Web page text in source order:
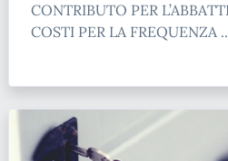
CONTRIBUTO PER
COSTI PER LA FREQUENZA